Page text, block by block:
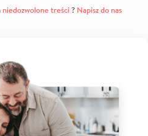
niedozwolone treści? Napisz do nas